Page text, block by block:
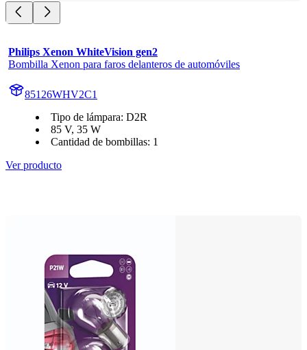
Philips Xenon WhiteVision gen2
Bombilla Xenon para faros delanteros de automóviles
85126WHV2C1
Tipo de lámpara: D2R
85 V, 35 W
Cantidad de bombillas: 1
Ver producto